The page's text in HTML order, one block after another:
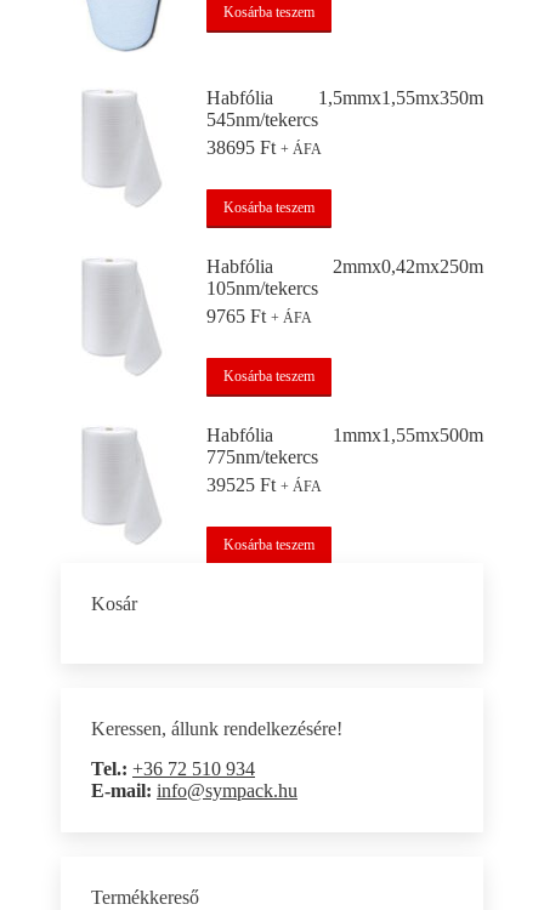
Kosárba teszem
Habfólia 1,5mmx1,55mx350m
545nm/tekercs
38695 Ft + ÁFA
Kosárba teszem
Habfólia 2mmx0,42mx250m
105nm/tekercs
9765 Ft + ÁFA
Kosárba teszem
Habfólia 1mmx1,55mx500m
775nm/tekercs
39525 Ft + ÁFA
Kosárba teszem
Kosár
Keressen, állunk rendelkezésére!
Tel.: +36 72 510 934
E-mail: info@sympack.hu
Termékkereső